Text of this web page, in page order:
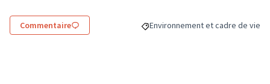
Commentaire Filtrer les résultats de la
Environnement et cadre de vie